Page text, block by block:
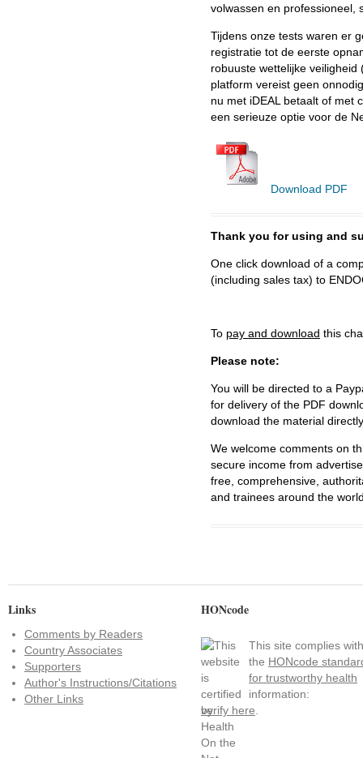
volwassen en professioneel,
Tijdens onze tests waren er
registratie tot de eerste
robuuste wettelijke
platform vereist geen
nu met iDEAL betaalt of met
een serieuze optie voor de
Download PDF
Thank you for using and
One click download of a
(including sales tax) to
To pay and download this
Please note:
You will be directed to a
for delivery of the PDF
download the material
We welcome comments on
secure income from
free, comprehensive,
and trainees around the
Links
Comments by Readers
Country Associates
Supporters
Author's Instructions/Citations
Other Links
HONcode
This site complies with
the HONcode
for trustworthy health
information:
verify here